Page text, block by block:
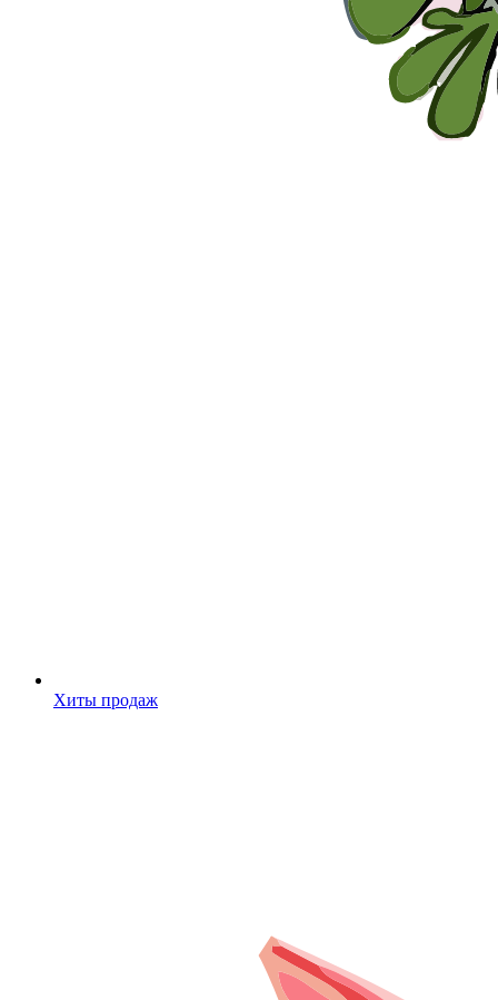
Хиты продаж